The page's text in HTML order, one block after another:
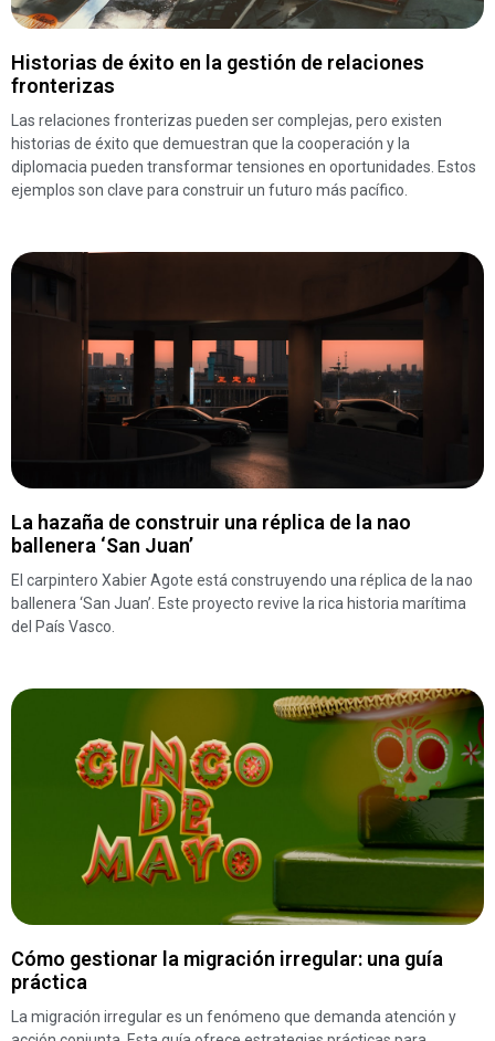
Historias de éxito en la gestión de relaciones
fronterizas
Las relaciones fronterizas pueden ser complejas, pero existen
historias de éxito que demuestran que la cooperación y la
diplomacia pueden transformar tensiones en oportunidades. Estos
ejemplos son clave para construir un futuro más pacífico.
La hazaña de construir una réplica de la nao
ballenera ‘San Juan’
El carpintero Xabier Agote está construyendo una réplica de la nao
ballenera ‘San Juan’. Este proyecto revive la rica historia marítima
del País Vasco.
Cómo gestionar la migración irregular: una guía
práctica
La migración irregular es un fenómeno que demanda atención y